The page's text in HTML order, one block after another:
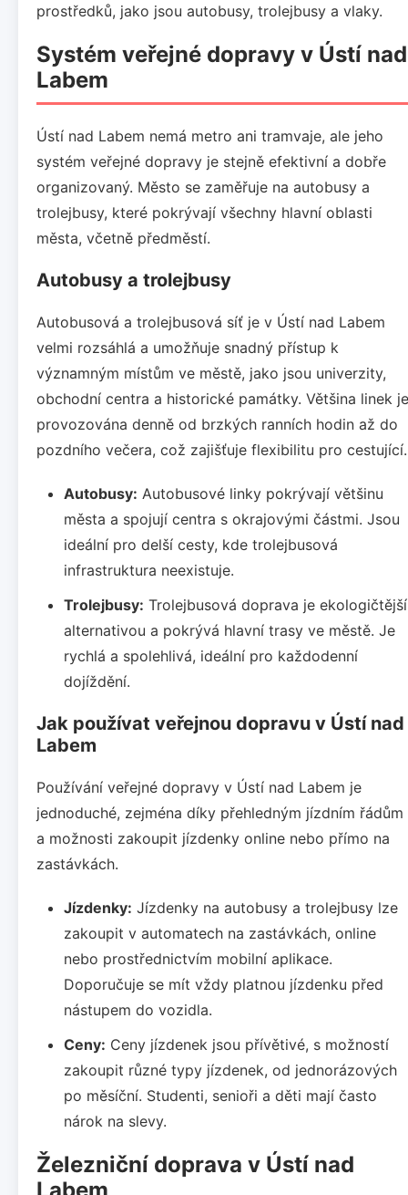
prostředků, jako jsou autobusy, trolejbusy a vlaky.
Systém veřejné dopravy v Ústí nad
Labem
Ústí nad Labem nemá metro ani tramvaje, ale jeho
systém veřejné dopravy je stejně efektivní a dobře
organizovaný. Město se zaměřuje na autobusy a
trolejbusy, které pokrývají všechny hlavní oblasti
města, včetně předměstí.
Autobusy a trolejbusy
Autobusová a trolejbusová síť je v Ústí nad Labem
velmi rozsáhlá a umožňuje snadný přístup k
významným místům ve městě, jako jsou univerzity,
obchodní centra a historické památky. Většina linek je
provozována denně od brzkých ranních hodin až do
pozdního večera, což zajišťuje flexibilitu pro cestující.
Autobusy: Autobusové linky pokrývají většinu
města a spojují centra s okrajovými částmi. Jsou
ideální pro delší cesty, kde trolejbusová
infrastruktura neexistuje.
Trolejbusy: Trolejbusová doprava je ekologičtější
alternativou a pokrývá hlavní trasy ve městě. Je
rychlá a spolehlivá, ideální pro každodenní
dojíždění.
Jak používat veřejnou dopravu v Ústí nad
Labem
Používání veřejné dopravy v Ústí nad Labem je
jednoduché, zejména díky přehledným jízdním řádům
a možnosti zakoupit jízdenky online nebo přímo na
zastávkách.
Jízdenky: Jízdenky na autobusy a trolejbusy lze
zakoupit v automatech na zastávkách, online
nebo prostřednictvím mobilní aplikace.
Doporučuje se mít vždy platnou jízdenku před
nástupem do vozidla.
Ceny: Ceny jízdenek jsou přívětivé, s možností
zakoupit různé typy jízdenek, od jednorázových
po měsíční. Studenti, senioři a děti mají často
nárok na slevy.
Železniční doprava v Ústí nad
Labem